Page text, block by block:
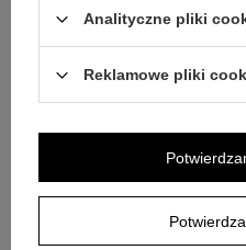
Analityczne pliki
Reklamowe pliki